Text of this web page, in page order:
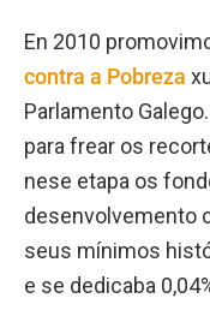
En 2010
contra a Pobreza
Parlamento
para frear os
nese etapa os
desenvolvemento
seus mínimos
e se dedicaba